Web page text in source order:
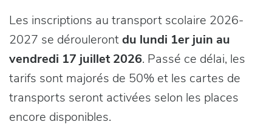
Les inscriptions au transport scolaire 2026-
2027 se déroulerontdu lundi 1er juin au
vendredi 17 juillet 2026. Passé ce délai, les
tarifs sont majorés de 50% et les cartes de
transports seront activées selon les places
encore disponibles.